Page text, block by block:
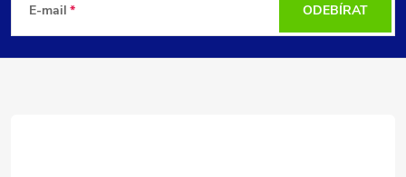
p
E-mail ODEBÍRAT